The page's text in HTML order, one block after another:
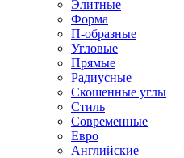
Элитные
Форма
П-образные
Угловые
Прямые
Радиусные
Скошенные углы
Стиль
Современные
Евро
Английские